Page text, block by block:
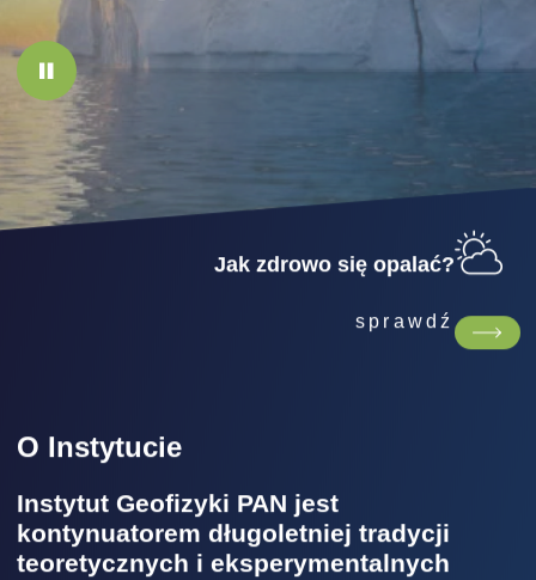
Jak zdrowo się opalać?
sprawdź
O Instytucie
Instytut Geofizyki PAN jest
kontynuatorem długoletniej tradycji
teoretycznych i eksperymentalnych